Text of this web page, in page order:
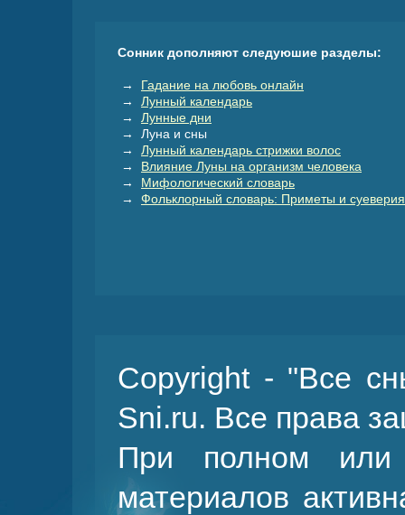
Сонник дополняют следуюшие разделы:
→ Гадание на любовь онлайн
→ Лунный календарь
→ Лунные дни
→ Луна и сны
→ Лунный календарь стрижки волос
→ Влияние Луны на организм человека
→ Мифологический словарь
→ Фольклорный словарь: Приметы и суеверия
Copyright - "Все
Sni.ru. Все права
При полном или
материалов